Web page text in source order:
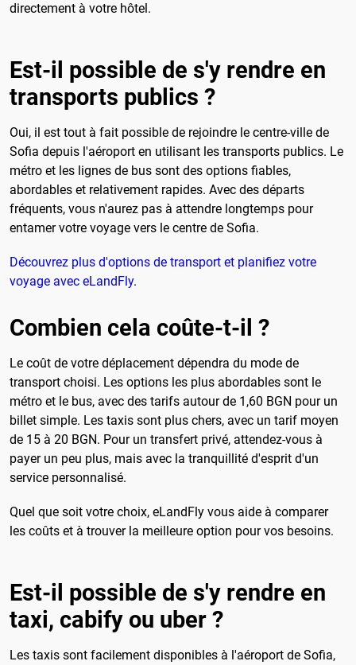
directement à votre hôtel.
Est-il possible de s'y rendre en
transports publics ?
Oui, il est tout à fait possible de rejoindre le centre-ville de
Sofia depuis l'aéroport en utilisant les transports publics. Le
métro et les lignes de bus sont des options fiables,
abordables et relativement rapides. Avec des départs
fréquents, vous n'aurez pas à attendre longtemps pour
entamer votre voyage vers le centre de Sofia.
Découvrez plus d'options de transport et planifiez votre
voyage avec eLandFly.
Combien cela coûte-t-il ?
Le coût de votre déplacement dépendra du mode de
transport choisi. Les options les plus abordables sont le
métro et le bus, avec des tarifs autour de 1,60 BGN pour un
billet simple. Les taxis sont plus chers, avec un tarif moyen
de 15 à 20 BGN. Pour un transfert privé, attendez-vous à
payer un peu plus, mais avec la tranquillité d'esprit d'un
service personnalisé.
Quel que soit votre choix, eLandFly vous aide à comparer
les coûts et à trouver la meilleure option pour vos besoins.
Est-il possible de s'y rendre en
taxi, cabify ou uber ?
Les taxis sont facilement disponibles à l'aéroport de Sofia,